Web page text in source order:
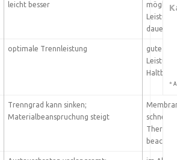
leicht besser
möglich,
optimale Trennleistung
gute
Leistung
Trenngrad kann sinken;
Materialbeanspruchung steigt
schneller
beachten
*